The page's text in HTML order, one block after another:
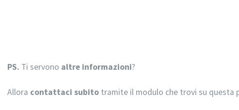
PS. Ti servono altre informazioni?
Allora contattaci subito tramite il modulo che trovi su questa